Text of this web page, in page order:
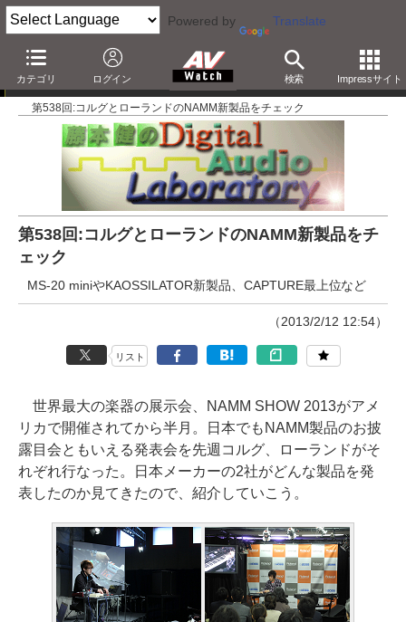
Powered by Translate
カテゴリ ログイン 検索 Impressサイト
藤本健のDigital Audio Laboratory
第538回:コルグとローランドのNAMM新製品をチェック
第538回:コルグとローランドのNAMM新製品をチ
ェック
MS-20 miniやKAOSSILATOR新製品、CAPTURE最上位など
（2013/2/12 12:54）
リスト
世界最大の楽器の展示会、NAMM SHOW 2013がアメ
リカで開催されてから半月。日本でもNAMM製品のお披
露目会ともいえる発表会を先週コルグ、ローランドがそ
れぞれ行なった。日本メーカーの2社がどんな製品を発
表したのか見てきたので、紹介していこう。